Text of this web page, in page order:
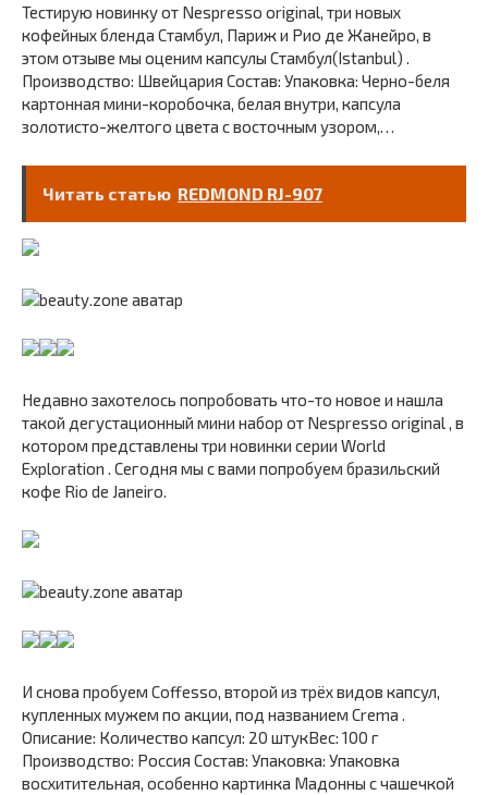
Тестирую новинку от Nespresso original, три новых
кофейных бленда Стамбул, Париж и Рио де Жанейро, в
этом отзыве мы оценим капсулы Стамбул(Istanbul) .
Производство: Швейцария Состав: Упаковка: Черно-беля
картонная мини-коробочка, белая внутри, капсула
золотисто-желтого цвета с восточным узором,…
Читать статью REDMOND RJ-907
Недавно захотелось попробовать что-то новое и нашла
такой дегустационный мини набор от Nespresso original , в
котором представлены три новинки серии World
Exploration . Сегодня мы с вами попробуем бразильский
кофе Rio de Janeiro.
И снова пробуем Coffesso, второй из трёх видов капсул,
купленных мужем по акции, под названием Crema .
Описание: Количество капсул: 20 штукВес: 100 г
Производство: Россия Состав: Упаковка: Упаковка
восхитительная, особенно картинка Мадонны с чашечкой